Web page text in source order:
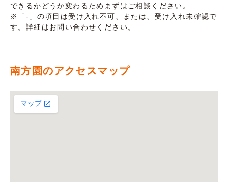
できるかどうか変わるためまずはご相談ください。
※「-」の項目は受け入れ不可、または、受け入れ未確認で
す。詳細はお問い合わせください。
南方園のアクセスマップ